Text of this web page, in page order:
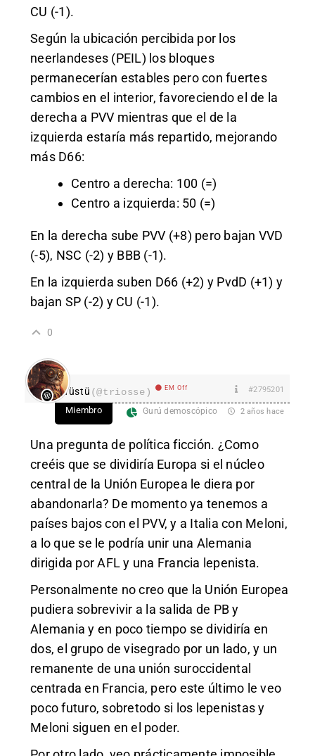
CU (-1).
Según la ubicación percibida por los
neerlandeses (PEIL) los bloques
permanecerían estables pero con fuertes
cambios en el interior, favoreciendo el de la
derecha a PVV mientras que el de la
izquierda estaría más repartido, mejorando
más D66:
Centro a derecha: 100 (=)
Centro a izquierda: 50 (=)
En la derecha sube PVV (+8) pero bajan VVD
(-5), NSC (-2) y BBB (-1).
En la izquierda suben D66 (+2) y PvdD (+1) y
bajan SP (-2) y CU (-1).
0
Tüstü (@triosse) EM Off #2795201
Miembro Gurú demoscópico 2 años hace
Una pregunta de política ficción. ¿Como
creéis que se dividiría Europa si el núcleo
central de la Unión Europea le diera por
abandonarla? De momento ya tenemos a
países bajos con el PVV, y a Italia con Meloni,
a lo que se le podría unir una Alemania
dirigida por AFL y una Francia lepenista.
Personalmente no creo que la Unión Europea
pudiera sobrevivir a la salida de PB y
Alemania y en poco tiempo se dividiría en
dos, el grupo de visegrado por un lado, y un
remanente de una unión suroccidental
centrada en Francia, pero este último le veo
poco futuro, sobretodo si los lepenistas y
Meloni siguen en el poder.